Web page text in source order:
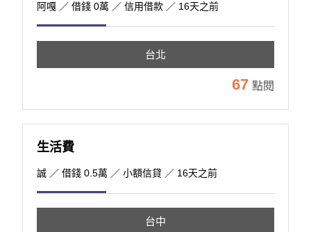
阿嘎 ／ 借錢 0萬 ／ 信用借款 ／ 16天之前
台北
67 點閱
生活費
誠 ／ 借錢 0.5萬 ／ 小額信貸 ／ 16天之前
台中